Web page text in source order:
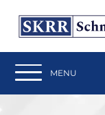
MENU